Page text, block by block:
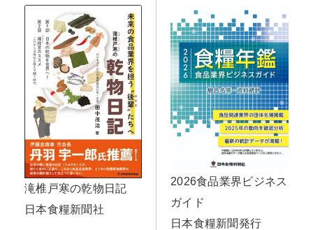
滝椎戸寒の乾物日記
日本食糧新聞社
2026食品業界ビジネス
ガイド
日本食糧新聞発行